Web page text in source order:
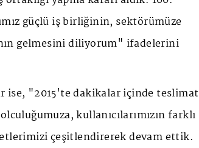
güçlü iş birliğinin, sektörümüze
gelmesini diliyorum" ifadelerini
ise, "2015'te dakikalar içinde teslimat
kullanıcılarımızın farklı
çeşitlendirerek devam ettik.